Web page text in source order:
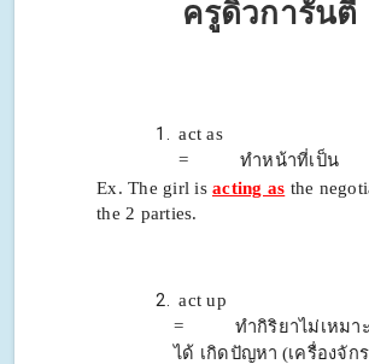
ครูดิวการันตี
act
= ทำหน้าที่เป็น
Ex. The girl is acting as the
the 2 parties.
act
= ทำกิริยาไม่เหมาะ
ได้ เกิดปัญหา (เครื่องจัก